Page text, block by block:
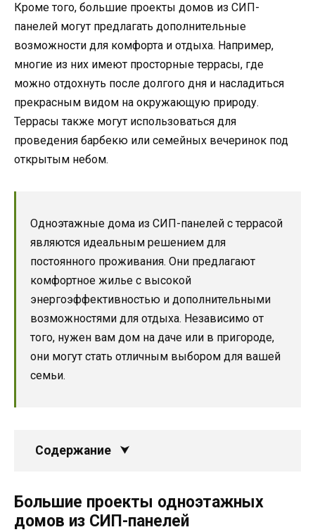
Кроме того, большие проекты домов из СИП-
панелей могут предлагать дополнительные
возможности для комфорта и отдыха. Например,
многие из них имеют просторные террасы, где
можно отдохнуть после долгого дня и насладиться
прекрасным видом на окружающую природу.
Террасы также могут использоваться для
проведения барбекю или семейных вечеринок под
открытым небом.
Одноэтажные дома из СИП-панелей с террасой
являются идеальным решением для
постоянного проживания. Они предлагают
комфортное жилье с высокой
энергоэффективностью и дополнительными
возможностями для отдыха. Независимо от
того, нужен вам дом на даче или в пригороде,
они могут стать отличным выбором для вашей
семьи.
Содержание
Большие проекты одноэтажных
домов из СИП-панелей